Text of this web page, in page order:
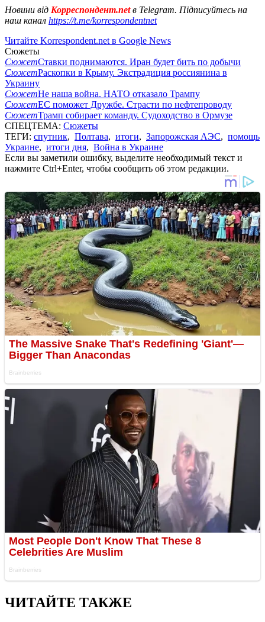
Новини від Корреспондент.netв Telegram. Підписуйтесь на
наш канал https://t.me/korrespondentnet
Читайте Korrespondent.net в Google News
Сюжеты
СюжетСтавки поднимаются. Иран будет бить по добычи
СюжетРаскопки в Крыму. Экстрадиция россиянина в
Украину
СюжетНе наша война. НАТО отказало Трампу
СюжетЕС поможет Дружбе. Страсти по нефтепроводу
СюжетТрамп собирает команду. Судоходство в Ормузе
СПЕЦТЕМА: Сюжеты
ТЕГИ: спутник, Полтава, итоги, Запорожская АЭС, помощь
Украине, итоги дня, Война в Украине
Если вы заметили ошибку, выделите необходимый текст и
нажмите Ctrl+Enter, чтобы сообщить об этом редакции.
ЧИТАЙТЕ ТАКЖЕ